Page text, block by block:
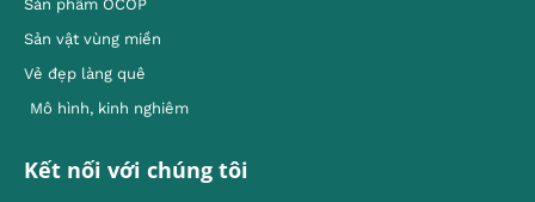
Sản phẩm OCOP
Sản vật vùng miền
Vẻ đẹp làng quê
Mô hình, kinh nghiêm
Kết nối với chúng tôi